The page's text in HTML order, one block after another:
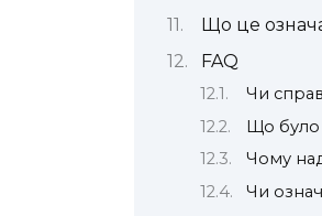
Що це
FAQ
Чи
Що було
Чому
Чи